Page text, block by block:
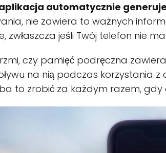
automatycznie
nie zawiera to ważnych
zwłaszcza jeśli Twój telefon nie
czy pamięć podręczna
na nią podczas korzystania z
to zrobić za każdym razem,